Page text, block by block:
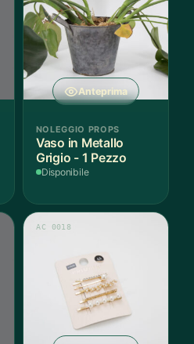
Anteprima
NOLEGGIO PROPS
Vaso in Metallo
Grigio - 1 Pezzo
Disponibile
AC 0018